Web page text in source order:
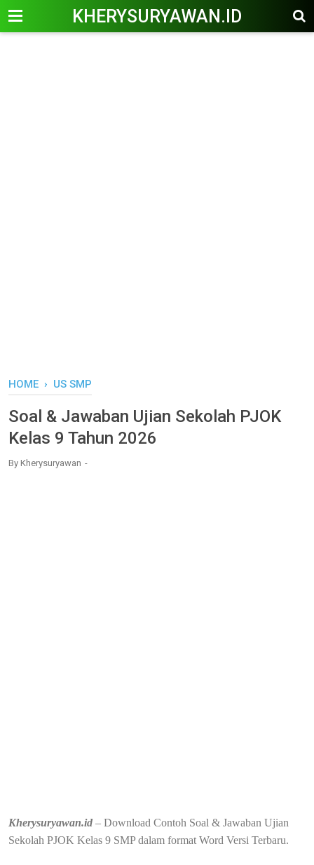
KHERYSURYAWAN.ID
HOME › US SMP
Soal & Jawaban Ujian Sekolah PJOK
Kelas 9 Tahun 2026
By Kherysuryawan
Kherysuryawan.id – Download Contoh Soal & Jawaban Ujian
Sekolah PJOK Kelas 9 SMP dalam format Word Versi Terbaru.